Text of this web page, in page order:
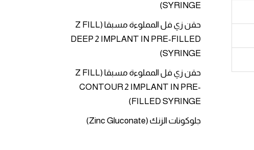
SYRINGE)
حقن زي فل المملوءة مسبقا (Z FILL
DEEP 2 IMPLANT IN PRE-FILLED
SYRINGE)
حقن زي فل المملوءة مسبقا (Z FILL
CONTOUR 2 IMPLANT IN PRE-
FILLED SYRINGE)
جلوكونات الزنك (Zinc Gluconate)